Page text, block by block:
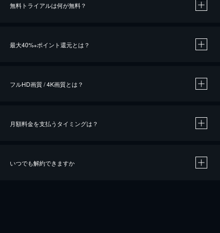
無料トライアルは何が無料？
最大40%※ポイント還元とは？
※40％ポイント還元の対象は、クレジットカード決済による作品の購入 / レンタルです。
フルHD画質 / 4K画質とは？
月額料金を支払うタイミングは？
いつでも解約できますか